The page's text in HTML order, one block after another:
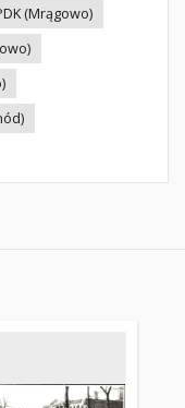
(Mrągowo)